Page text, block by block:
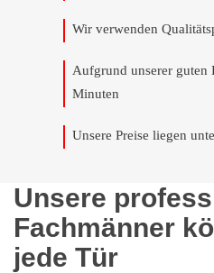
Wir verwenden
Aufgrund unserer guten
Minuten
Unsere Preise liegen
Unsere
Fachmänner
jede Tür